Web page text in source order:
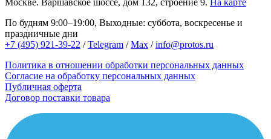
По будням 9:00–19:00, Выходные: суббота, воскресенье и
праздничные дни
+7 (495) 921-39-22 /Telegram /Max /info@protos.ru
Политика в отношении обработки персональных данных
Согласие на обработку персональных данных
Публичная оферта
Договор поставки товара